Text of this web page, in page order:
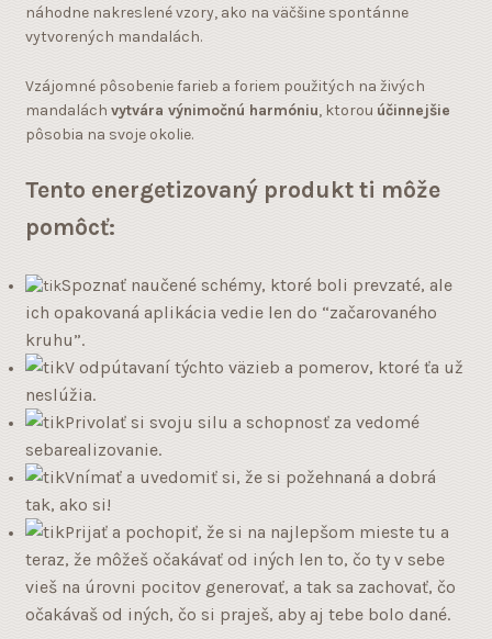
náhodne nakreslené vzory, ako na väčšine spontánne
vytvorených mandalách.
Vzájomné pôsobenie farieb a foriem použitých na živých
mandalách vytvára výnimočnú harmóniu, ktorou účinnejšie
pôsobia na svoje okolie.
Tento energetizovaný produkt ti môže
pomôcť:
Spoznať naučené schémy, ktoré boli prevzaté, ale
ich opakovaná aplikácia vedie len do “začarovaného
kruhu”.
V odpútavaní týchto väzieb a pomerov, ktoré ťa už
neslúžia.
Privolať si svoju silu a schopnosť za vedomé
sebarealizovanie.
Vnímať a uvedomiť si, že si požehnaná a dobrá
tak, ako si!
Prijať a pochopiť, že si na najlepšom mieste tu a
teraz, že môžeš očakávať od iných len to, čo ty v sebe
vieš na úrovni pocitov generovať, a tak sa zachovať, čo
očakávaš od iných, čo si praješ, aby aj tebe bolo dané.